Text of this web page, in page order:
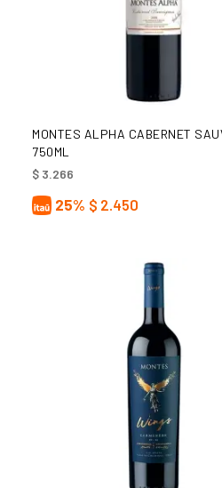
AÑADIR AL CARRITO
MONTES ALPHA CABERNET
750ML
$ 3.266
25% $ 2.450